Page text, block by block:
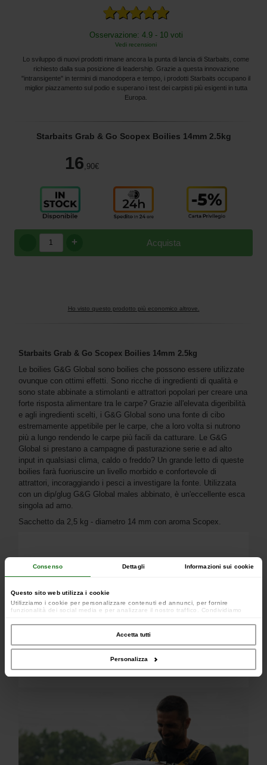
Consenso Dettagli Informazioni sui cookie
Questo sito web utilizza i cookie
Utilizziamo i cookie per personalizzare contenuti ed annunci, per fornire
funzionalità dei social media e per analizzare il nostro traffico. Condividiamo
occupano di analisi dei dati web, pubblicità e social media, i quali potrebbero
combinarle con altre informazioni che hai fornito loro o che hanno raccolto dal
Accetta tutti
Personalizza
Osservazione: 4.9 - 10 voti
Vedi recensioni
Lo sviluppo di nuovi prodotti rimane ancora la punta di lancia di Starbaits, come
richiesto dalla sua posizione di leadership. Grazie a questa innovazione
"intransigente" in termini di manodopera e tempo, i prodotti Starbaits occupano il
miglior piazzamento sul podio e superano i test dei carpisti più esigenti in tutta
Europa.
Starbaits Grab & Go Scopex Boilies 14mm 2.5kg
16,90€
Acquista
+
Ho visto questo prodotto più economico altrove.
Starbaits Grab & Go Scopex Boilies 14mm 2.5kg
Le boilies G&G Global sono boilies che possono essere utilizzate
ovunque con ottimi effetti. Sono ricche di ingredienti di qualità e
sono state abbinate a stimolanti e attrattori popolari per creare una
forte risposta alimentare tra le carpe? Grazie all'elevata digeribilità
e agli ingredienti scelti, i G&G Global sono una fonte di cibo
estremamente appetibile per le carpe, che a loro volta si nutrono
più a lungo rendendo le carpe più facili da catturare. Le G&G
Global si prestano a campagne di pasturazione serie e ad alto
input in qualsiasi clima, caldo o freddo? Un grande letto di queste
boilies farà fuoriuscire un livello morbido e confortevole di
attrattori, incoraggiando i pesci a investigare la fonte. Utilizzata
con un dip/glug G&G Global males abbinato, è un'eccellente esca
singola ad amo.
Sacchetto da 2,5 kg - diametro 14 mm con aroma Scopex.